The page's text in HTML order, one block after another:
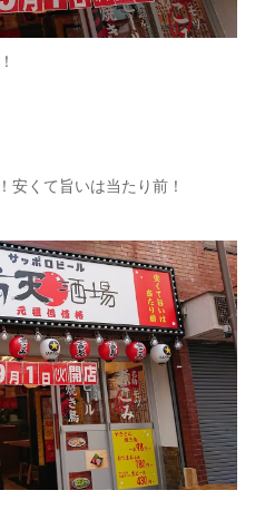
安くて旨いは当たり前！